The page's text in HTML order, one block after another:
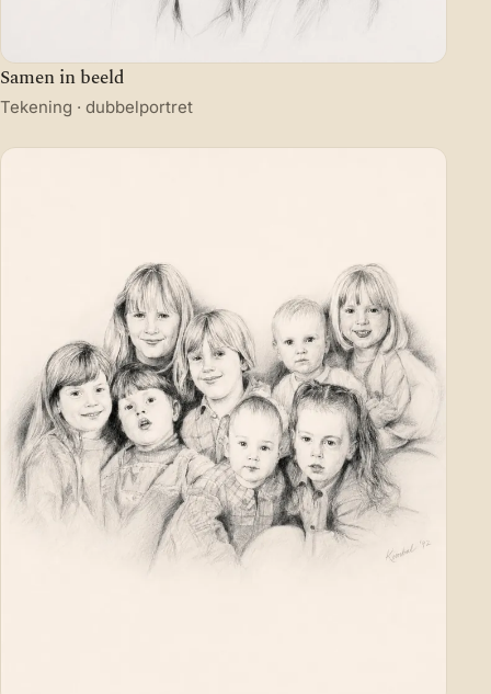
Samen in beeld
Tekening · dubbelportret